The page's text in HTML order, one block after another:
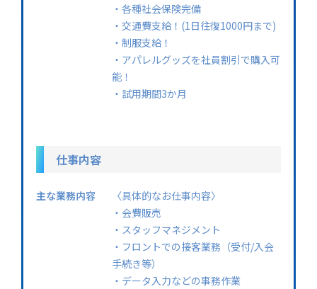
・各種社会保険完備
・交通費支給！(1日往復1000円まで)
・制服支給！
・アパレルグッズを社員割引で購入可
能！
・試用期間3か月
仕事内容
主な業務内容
〈具体的なお仕事内容〉
・会費販売
・スタッフマネジメント
・フロントでの接客業務（受付/入会
手続き等）
・データ入力などの事務作業